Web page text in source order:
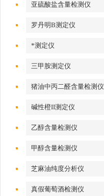
亚硫酸盐含量检测仪
罗丹明B测定仪
*测定仪
三甲胺测定仪
猪油中丙二醛含量检测仪
碱性橙II测定仪
乙醇含量检测仪
甲醇含量检测仪
芝麻油纯度分析仪
真假葡萄酒检测仪